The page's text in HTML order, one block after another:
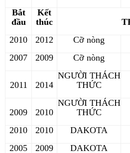
Bắt
đầu
Kết
thúc
2010
2012 Cỡ nòng
2007
2009 Cỡ nòng
2011 2014
NGƯỜI THÁCH
THỨC
2009 2010
NGƯỜI THÁCH
THỨC
2010
2010 DAKOTA
2005
2009 DAKOTA